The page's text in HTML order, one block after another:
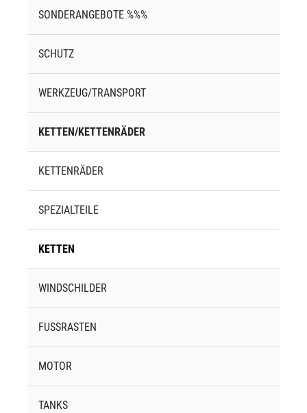
SONDERANGEBOTE %%%
SCHUTZ
WERKZEUG/TRANSPORT
KETTEN/KETTENRÄDER
KETTENRÄDER
SPEZIALTEILE
KETTEN
WINDSCHILDER
FUSSRASTEN
MOTOR
TANKS